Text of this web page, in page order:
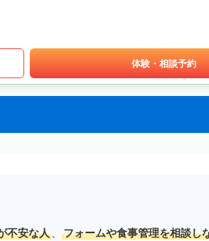
体験・相談予約
不安な人 、
フォームや食事管理を相談し